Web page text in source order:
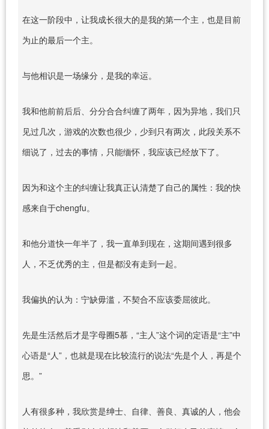
在这一阶段中，让我成长很大的是我的第一个主，也是目前
为止的最后一个主。
与他相识是一场缘分，是我的幸运。
我和他前前后后、分分合合纠缠了两年，因为异地，我们只
见过几次，游戏的次数也很少，少到只有两次，此段关系不
细说了，过去的事情，只能缅怀，我应该已经放下了。
因为和这个主的纠缠让我真正认清楚了自己的属性：我的快
感来自于chengfu。
和他分道快一年半了，我一直单到现在，这期间遇到很多
人，不乏优秀的主，但是都没有走到一起。
我偏执的认为：宁缺毋滥，不契合不应该委屈彼此。
先是生活然后才是字母圈5慕，“主人”这个词的定语是“主”中
心语是“人”，也就是现在比较流行的说法“先是个人，再是个
思。”
人有很多种，我欣赏是绅士、自律、善良、真诚的人，他会